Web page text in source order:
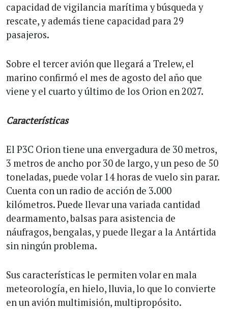
capacidad de vigilancia marítima y búsqueda y
rescate, y además tiene capacidad para 29
pasajeros.
Sobre el tercer avión que llegará a Trelew, el
marino confirmó el mes de agosto del año que
viene y el cuarto y último de los Orion en 2027.
Características
El P3C Orion tiene una envergadura de 30 metros,
3 metros de ancho por 30 de largo, y un peso de 50
toneladas, puede volar 14 horas de vuelo sin parar.
Cuenta con un radio de acción de 3.000
kilómetros. Puede llevar una variada cantidad
dearmamento, balsas para asistencia de
náufragos, bengalas, y puede llegar a la Antártida
sin ningún problema.
Sus características le permiten volar en mala
meteorología, en hielo, lluvia, lo que lo convierte
en un avión multimisión, multipropósito.